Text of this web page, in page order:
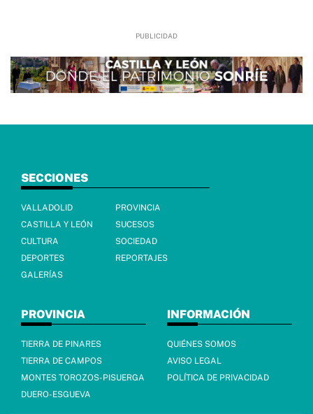
SECCIONES
VALLADOLID
PROVINCIA
CASTILLA Y LEÓN
SUCESOS
CULTURA
SOCIEDAD
DEPORTES
REPORTAJES
GALERÍAS
PROVINCIA
TIERRA DE PINARES
TIERRA DE CAMPOS
MONTES TOROZOS-PISUERGA
DUERO-ESGUEVA
INFORMACIÓN
QUIÉNES SOMOS
AVISO LEGAL
POLÍTICA DE PRIVACIDAD